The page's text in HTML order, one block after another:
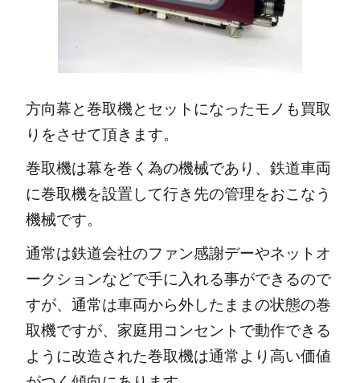
方向幕と巻取機とセットになったモノも買取
りをさせて頂きます。
巻取機は幕を巻く為の機械であり、鉄道車両
に巻取機を設置して行き先の管理をおこなう
機械です。
通常は鉄道会社のファン感謝デーやネットオ
ークションなどで手に入れる事ができるので
すが、通常は車両から外したままの状態の巻
取機ですが、家庭用コンセントで動作できる
ように改造された巻取機は通常より高い価値